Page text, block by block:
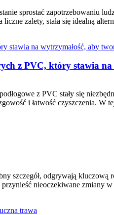
sprostać zapotrzebowaniu
zalety, stała się idealną
z PVC, który stawia na
z PVC stały się
i łatwość czyszczenia. W
szczegół, odgrywają kluczową
nieoczekiwane zmiany